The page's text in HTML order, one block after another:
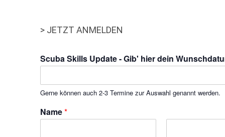
> JETZT ANMELDEN
Scuba Skills Update - Gib' hier dein
Gerne können auch 2-3 Termine zur Auswahl genannt werden.
Name*